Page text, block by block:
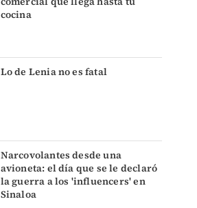
cocina
Lo de Lenia no es fatal
Narcovolantes desde una
avioneta: el día que se le declaró
la guerra a los 'influencers' en
Sinaloa